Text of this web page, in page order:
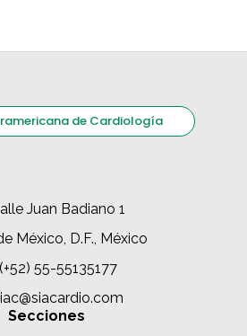
de Cardiología
Juan Badiano 1
México, D.F., México
(+52) 55-55135177
Secciones